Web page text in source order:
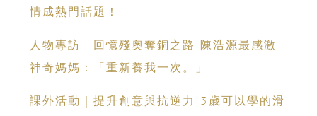
情成熱門話題！
人物專訪︳回憶殘奧奪銅之路 陳浩源最感激
神奇媽媽：「重新養我一次。」
課外活動｜提升創意與抗逆力 3歲可以學的滑